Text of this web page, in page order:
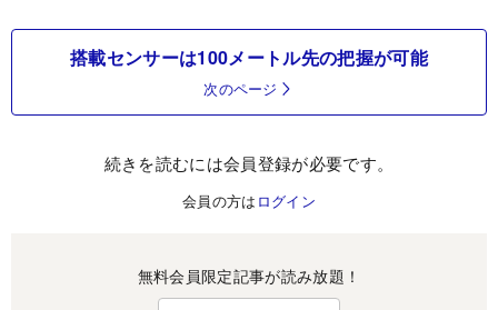
搭載センサーは100メートル先の把握が可能
次のページ
続きを読むには会員登録が必要です。
会員の方は ログイン
無料会員限定記事が読み放題！